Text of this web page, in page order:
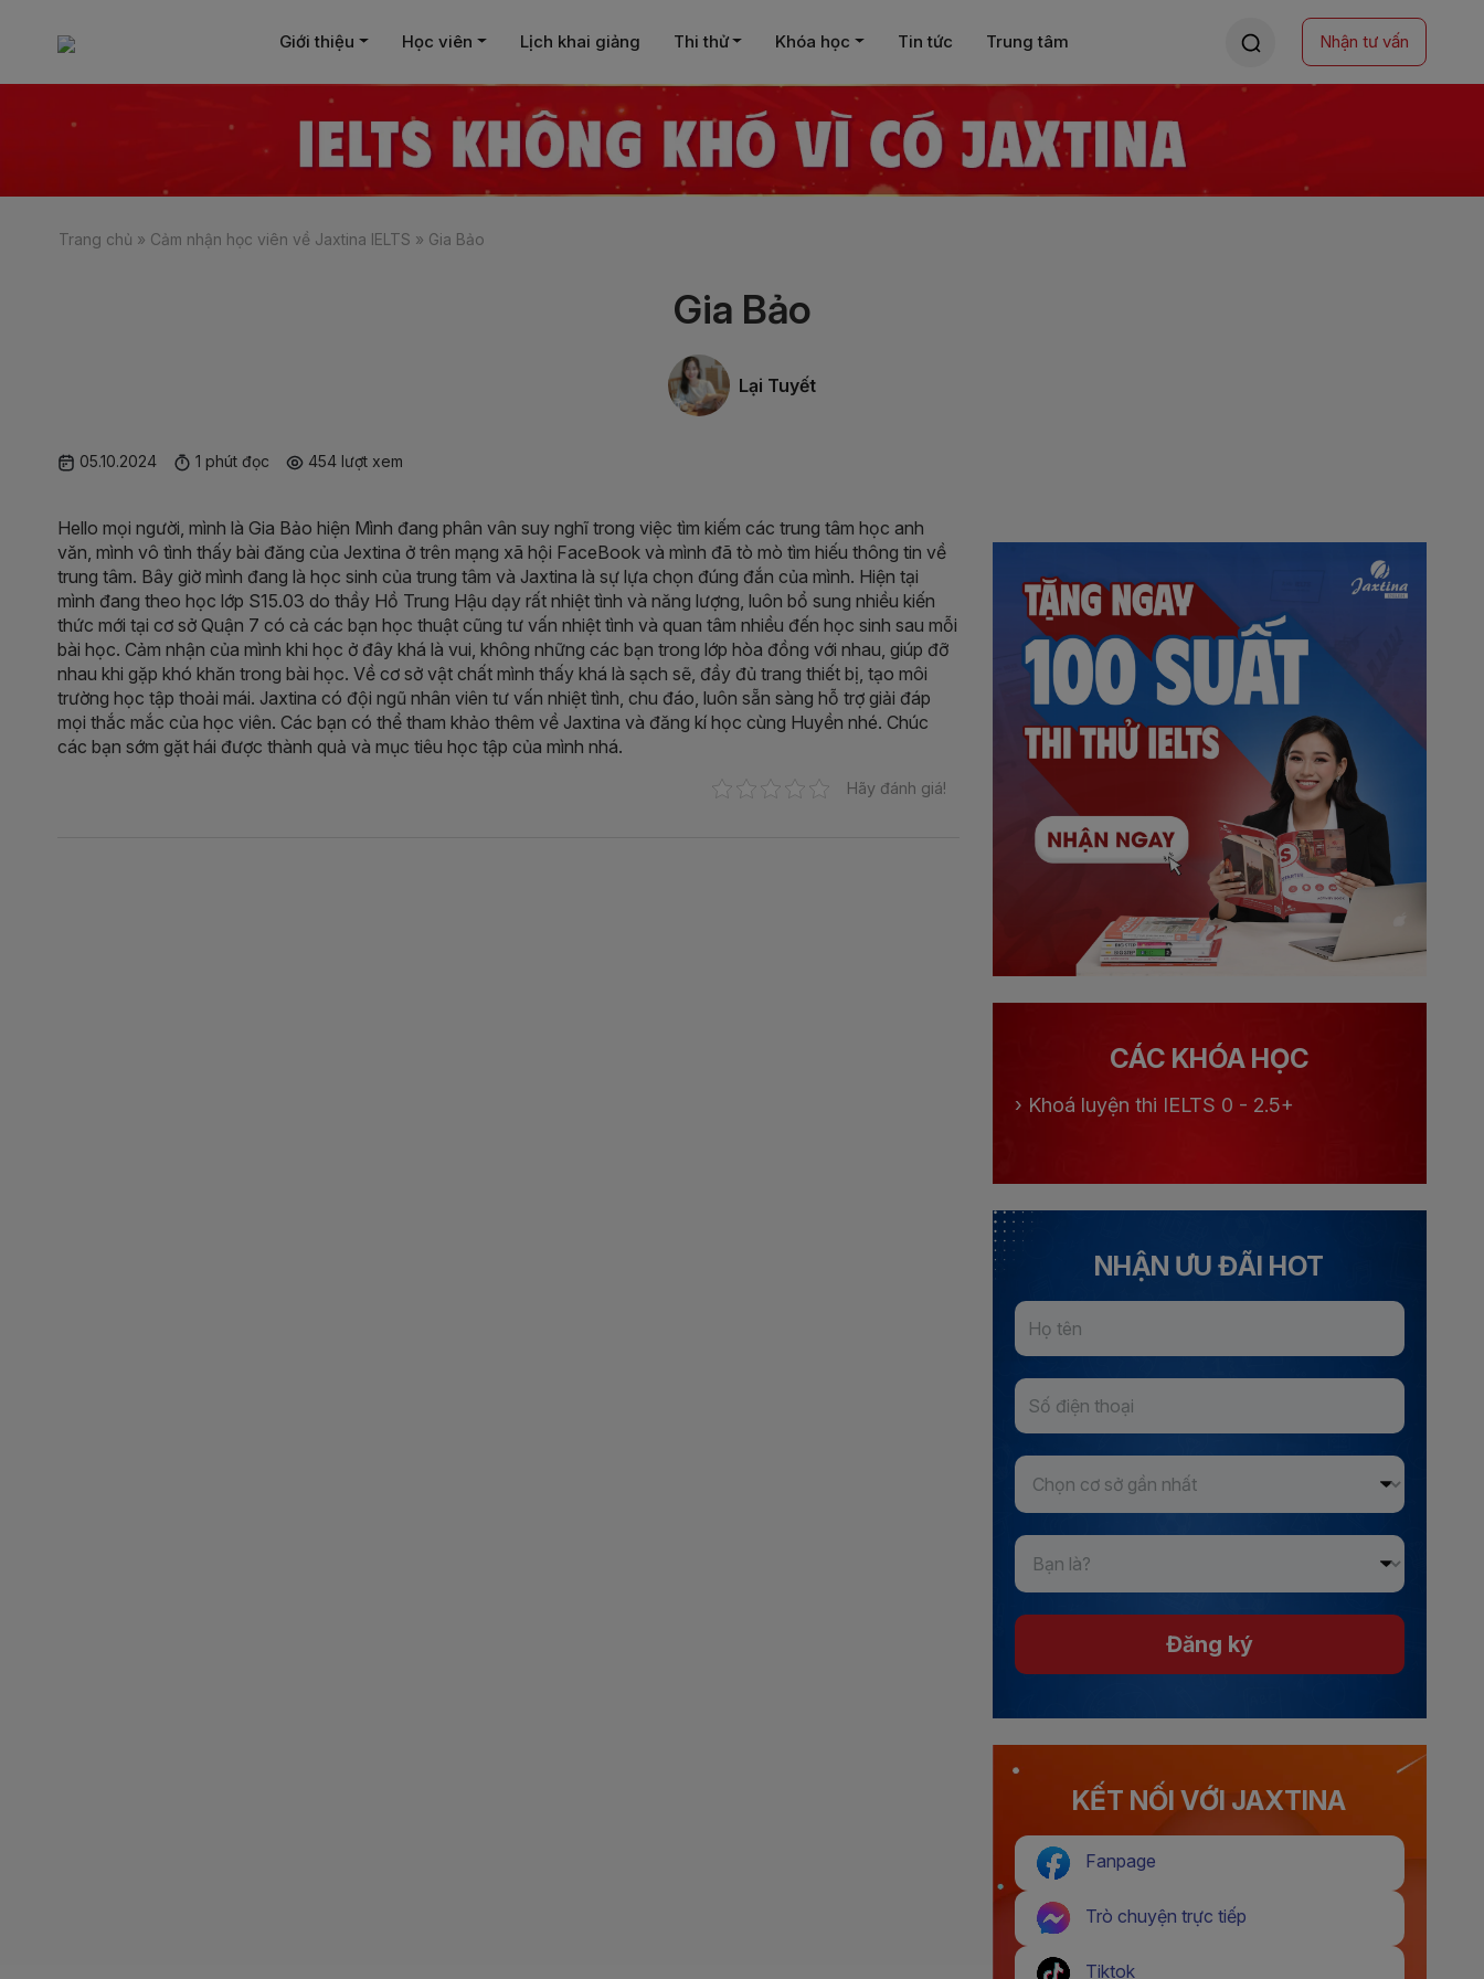
Giới thiệu Học viên Lịch khai giảng Thi thử Khóa học Tin tức Trung tâm Nhận tư vấn
Trang chủ » Cảm nhận học viên về Jaxtina IELTS » Gia Bảo
Gia Bảo
Lại Tuyết
05.10.2024 1 phút đọc 454 lượt xem
Hello mọi người, mình là Gia Bảo hiện Mình đang phân vân suy nghĩ trong việc tìm kiếm các trung tâm học anh
văn, mình vô tình thấy bài đăng của Jextina ở trên mạng xã hội FaceBook và mình đã tò mò tìm hiếu thông tin về
trung tâm. Bây giờ mình đang là học sinh của trung tâm và Jaxtina là sự lựa chọn đúng đắn của mình. Hiện tại
mình đang theo học lớp S15.03 do thầy Hồ Trung Hậu dạy rất nhiệt tình và năng lượng, luôn bổ sung nhiều kiến
thức mới tại cơ sở Quận 7 có cả các bạn học thuật cũng tư vấn nhiệt tình và quan tâm nhiều đến học sinh sau mỗi
bài học. Cảm nhận của mình khi học ở đây khá là vui, không những các bạn trong lớp hòa đồng với nhau, giúp đỡ
nhau khi gặp khó khăn trong bài học. Về cơ sở vật chất mình thấy khá là sạch sẽ, đầy đủ trang thiết bị, tạo môi
trường học tập thoải mái. Jaxtina có đội ngũ nhân viên tư vấn nhiệt tình, chu đáo, luôn sẵn sàng hỗ trợ giải đáp
mọi thắc mắc của học viên. Các bạn có thể tham khảo thêm về Jaxtina và đăng kí học cùng Huyền nhé. Chúc
các bạn sớm gặt hái được thành quả và mục tiêu học tập của mình nhá.
Hãy đánh giá!
CÁC KHÓA HỌC
› Khoá luyện thi IELTS 0 - 2.5+
NHẬN ƯU ĐÃI HOT
Đăng ký
KẾT NỐI VỚI JAXTINA
Fanpage
Trò chuyện trực tiếp
Tiktok